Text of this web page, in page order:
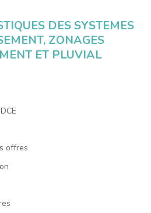
DES SYSTEMES
ZONAGES
ET PLUVIAL
offres